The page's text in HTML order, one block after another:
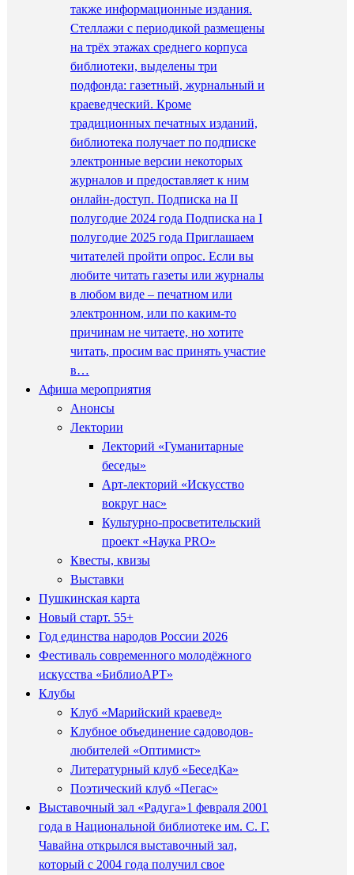
также информационные издания.
Стеллажи с периодикой размещены
на трёх этажах среднего корпуса
библиотеки, выделены три
подфонда: газетный, журнальный и
краеведческий. Кроме
традиционных печатных изданий,
библиотека получает по подписке
электронные версии некоторых
журналов и предоставляет к ним
онлайн-доступ. Подписка на II
полугодие 2024 года Подписка на I
полугодие 2025 года Приглашаем
читателей пройти опрос. Если вы
любите читать газеты или журналы
в любом виде – печатном или
электронном, или по каким-то
причинам не читаете, но хотите
читать, просим вас принять участие
в…
Афиша мероприятия
Анонсы
Лектории
Лекторий «Гуманитарные
беседы»
Арт-лекторий «Искусство
вокруг нас»
Культурно-просветительский
проект «Наука PRO»
Квесты, квизы
Выставки
Пушкинская карта
Новый старт. 55+
Год единства народов России 2026
Фестиваль современного молодёжного
искусства «БиблиоАРТ»
Клубы
Клуб «Марийский краевед»
Клубное объединение садоводов-
любителей «Оптимист»
Литературный клуб «БеседКа»
Поэтический клуб «Пегас»
Выставочный зал «Радуга»1 февраля 2001
года в Национальной библиотеке им. С. Г.
Чавайна открылся выставочный зал,
который с 2004 года получил свое